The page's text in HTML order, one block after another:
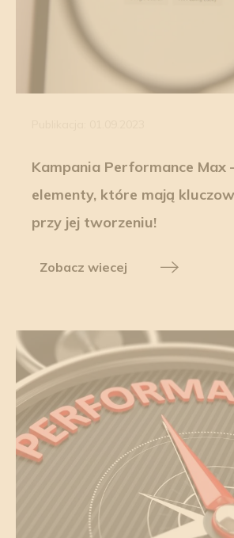
Kampania Performance Max
elementy, które mają
przy jej tworzeniu!
Zobacz wiecej